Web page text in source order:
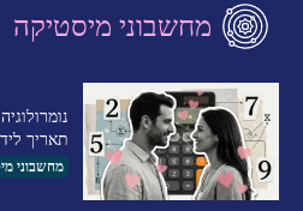
מחשבוני מיסטיקה
תאריך
מחשבוני